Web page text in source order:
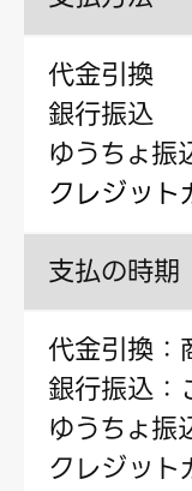
代金引換
銀行振込
ゆうちょ振
クレジット
支払の時期
代金引換：
銀行振込
ゆうちょ
クレジット